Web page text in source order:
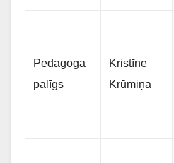
Pedagoga
palīgs
Kristīne
Krūmiņa